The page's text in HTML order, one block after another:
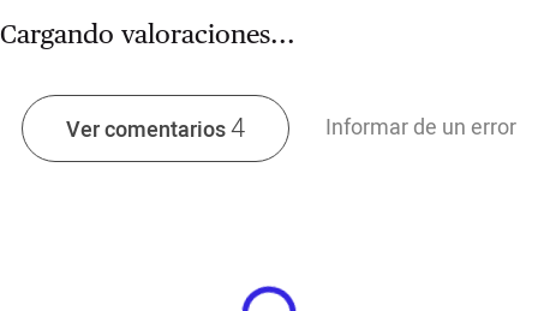
Cargando valoraciones...
Ver comentarios4 Informar de un error